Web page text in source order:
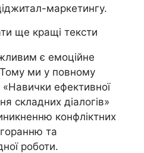
маркетингу.
ще кращі тексти
є емоційне
Тому ми у повному
ефективної
складних діалогів»
конфліктних
та
роботи.